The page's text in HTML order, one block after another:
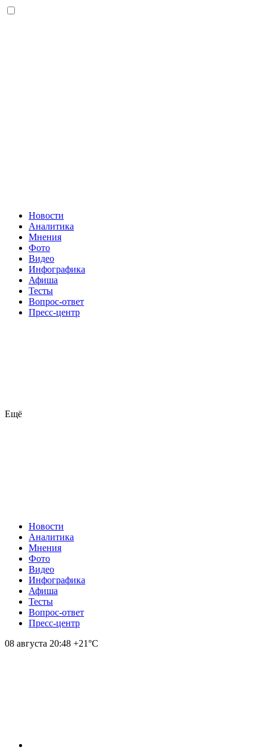
Новости
Аналитика
Мнения
Фото
Видео
Инфографика
Афиша
Тесты
Вопрос-ответ
Пресс-центр
Ещё
Новости
Аналитика
Мнения
Фото
Видео
Инфографика
Афиша
Тесты
Вопрос-ответ
Пресс-центр
08 августа 20:48 +21°С